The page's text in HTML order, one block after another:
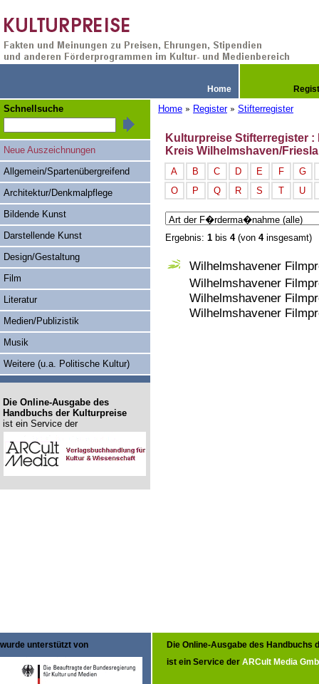
Home
Home » Register » Stifterregister
Kulturpreise Stifterregister
Kreis Wilhelmshaven/
A B C D E F
G
O
P Q R S T U
Ergebnis: 1 bis 4(von 4insgesamt)
Wilhelmshavener
Wilhelmshavener
Wilhelmshavener
Wilhelmshavener
Schnellsuche
Neue Auszeichnungen
Allgemein/Spartenübergreifend
Architektur/Denkmalpflege
Bildende Kunst
Darstellende Kunst
Design/Gestaltung
Film
Literatur
Medien/Publizistik
Musik
Weitere (u.a. Politische Kultur)
Die Online-Ausgabe des
Handbuchs der Kulturpreise
ist ein Service der
wurde unterstützt von
Die Online-Ausgabe des Handbuchs
ist ein Service der ARCult Media